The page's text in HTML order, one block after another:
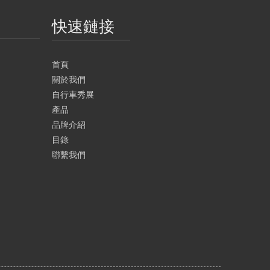
快速鏈接
首頁
關於我們
自行車秀展
產品
品牌介紹
目錄
聯繫我們